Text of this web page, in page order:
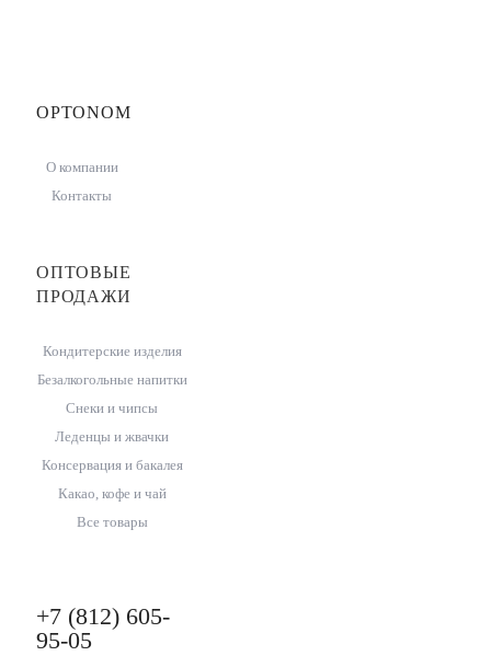
OPTONOM
О компании
Контакты
ОПТОВЫЕ
ПРОДАЖИ
Кондитерские изделия
Безалкогольные напитки
Снеки и чипсы
Леденцы и жвачки
Консервация и бакалея
Какао, кофе и чай
Все товары
+7 (812) 605-
95-05